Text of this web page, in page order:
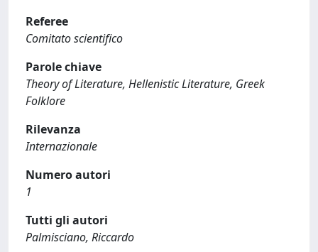
Referee
Comitato scientifico
Parole chiave
Theory of Literature, Hellenistic Literature, Greek
Folklore
Rilevanza
Internazionale
Numero autori
1
Tutti gli autori
Palmisciano, Riccardo